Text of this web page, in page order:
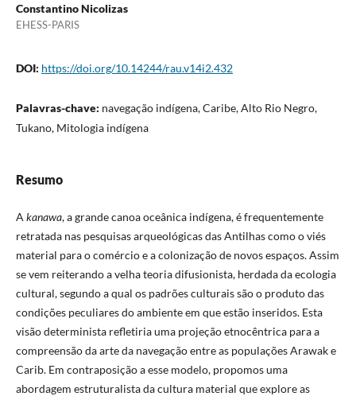
Constantino Nicolizas
EHESS-PARIS
DOI: https://doi.org/10.14244/rau.v14i2.432
Palavras-chave: navegação indígena, Caribe, Alto Rio Negro,
Tukano, Mitologia indígena
Resumo
A kanawa, a grande canoa oceânica indígena, é frequentemente
retratada nas pesquisas arqueológicas das Antilhas como o viés
material para o comércio e a colonização de novos espaços. Assim
se vem reiterando a velha teoria difusionista, herdada da ecologia
cultural, segundo a qual os padrões culturais são o produto das
condições peculiares do ambiente em que estão inseridos. Esta
visão determinista refletiria uma projeção etnocêntrica para a
compreensão da arte da navegação entre as populações Arawak e
Carib. Em contraposição a esse modelo, propomos uma
abordagem estruturalista da cultura material que explore as